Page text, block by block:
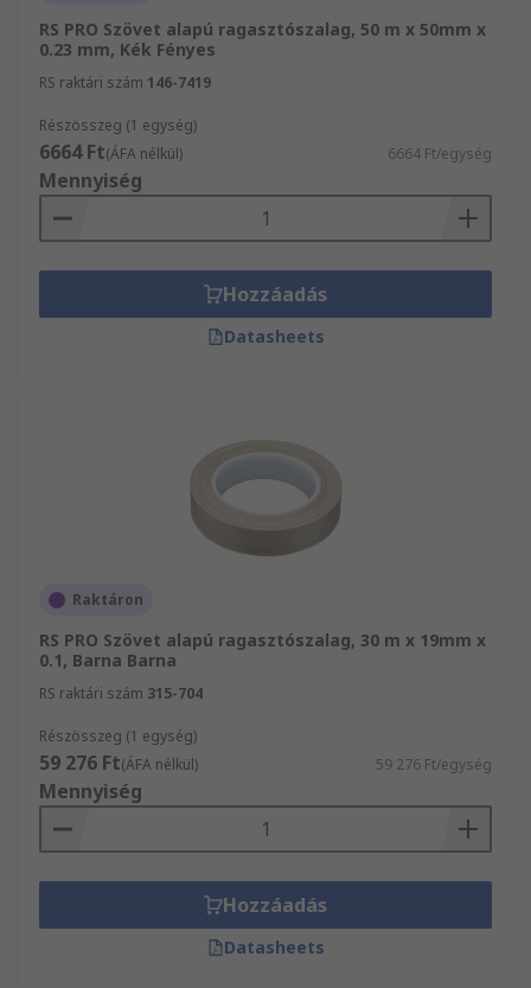
Az ezüstszürke ragasztószalagot eredetileg a
fűtő- vagy légkondicionáló csatornák
légmentesek legyenek, de ma már több célra is
használhatók, beleértve a dolgok egymáshoz
vagy egy felületre való fogását. Különböző
anyagokból állnak rendelkezésre, különböző
tulajdonságokkal és színekkel, lehetővé téve sok
feladat elvégzését - ezáltal minden
barkácskészlet elengedhetetlen kelléke
RS PRO Szövet alapú ragasztószalag, 50 m x 50mm x
0.23 mm, Kék Fényes
RS raktári szám 146-7419
Részösszeg (1 egység)
6664 Ft(ÁFA nélkül) 6664 Ft/egység
Mennyiség
Hozzáadás
Datasheets
Raktáron
RS PRO Szövet alapú ragasztószalag, 30 m x 19mm x
0.1, Barna Barna
RS raktári szám 315-704
Részösszeg (1 egység)
59 276 Ft(ÁFA nélkül) 59 276 Ft/egység
Mennyiség
Hozzáadás
Datasheets